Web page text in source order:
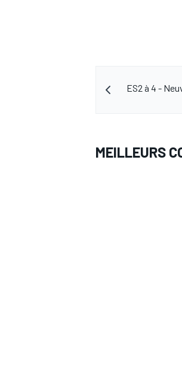
ES2 à 4 -
MEILLEURS